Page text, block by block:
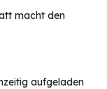
macht den
aufgeladen